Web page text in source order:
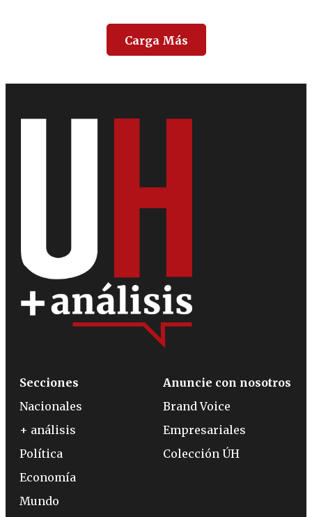
Carga Más
Secciones
Nacionales
+ análisis
Política
Economía
Mundo
Anuncie con nosotros
Brand Voice
Empresariales
Colección ÚH